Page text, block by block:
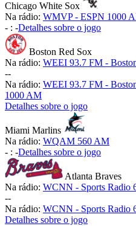
Chicago White Sox
Na rádio: WMVP - ESPN 1000
- : -Detalhes sobre o jogo
Boston Red Sox
Na rádio: WEEI 93.7 FM -
--
Na rádio: WEEI 93.7 FM -
1000 AM
Detalhes sobre o jogo
Miami Marlins
Na rádio: WQAM 560 AM
- : -Detalhes sobre o jogo
Atlanta Braves
Na rádio: WCNN - Sports Radio
--
Na rádio: WCNN - Sports Radio
Detalhes sobre o jogo